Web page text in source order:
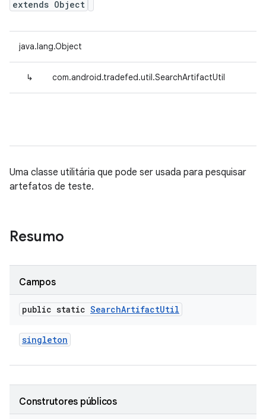
extends Object
java.lang.Object
↳ com.android.tradefed.util.SearchArtifactUtil
Uma classe utilitária que pode ser usada para pesquisar
artefatos de teste.
Resumo
Campos
public static SearchArtifactUtil
singleton
Construtores públicos